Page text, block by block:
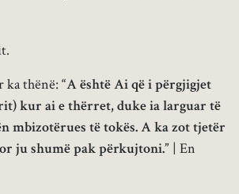
ka thënë: “A është Ai që i përgjigjet
kur ai e thërret, duke ia larguar të
mbizotërues të tokës. A ka zot tjetër
ju shumë pak përkujtoni.” | En